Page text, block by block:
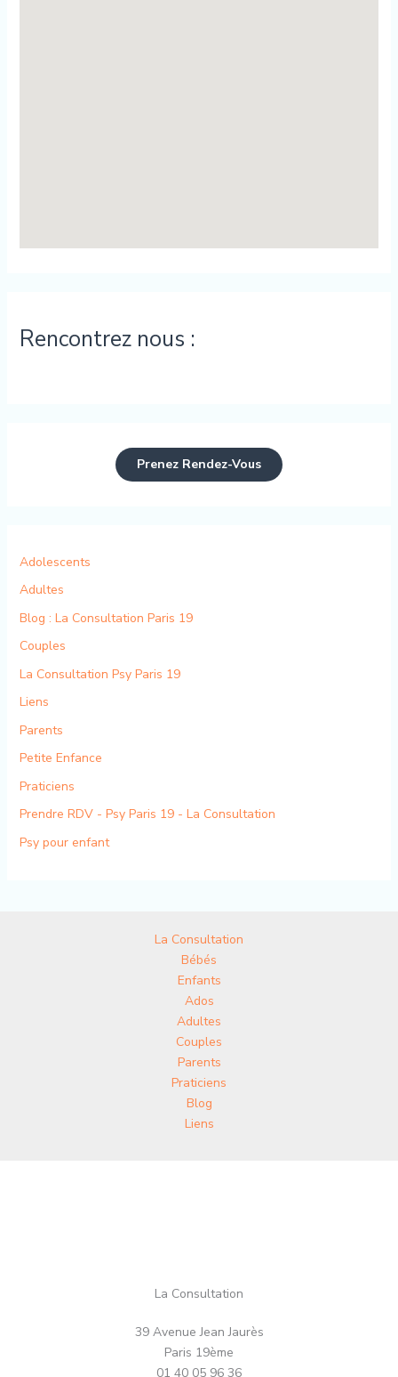
Rencontrez nous :
Prenez Rendez-Vous
Adolescents
Adultes
Blog : La Consultation Paris 19
Couples
La Consultation Psy Paris 19
Liens
Parents
Petite Enfance
Praticiens
Prendre RDV - Psy Paris 19 - La Consultation
Psy pour enfant
La Consultation
Bébés
Enfants
Ados
Adultes
Couples
Parents
Praticiens
Blog
Liens
La Consultation
39 Avenue Jean Jaurès
Paris 19ème
01 40 05 96 36